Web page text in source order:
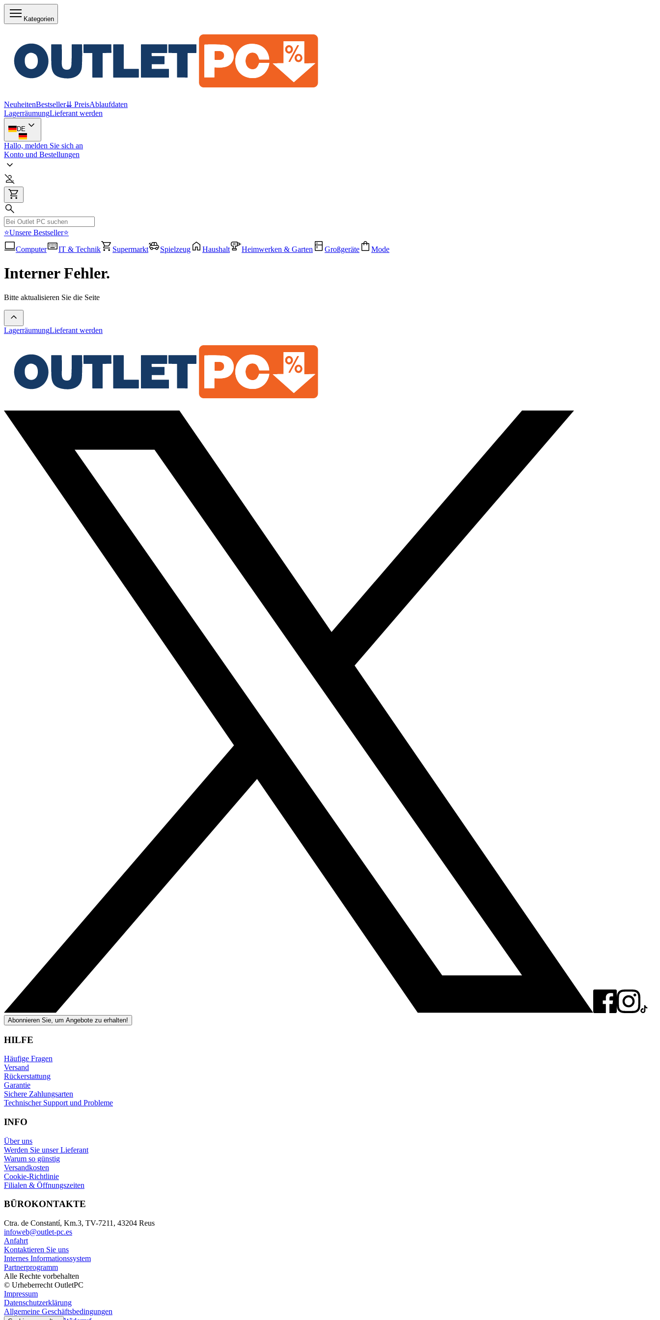
Kategorien
NeuheitenBestseller⇊ PreisAblaufdaten
LagerräumungLieferant werden
DE
Hallo, melden Sie sich an
Konto und Bestellungen
⭐Unsere Bestseller⭐
Computer
IT & Technik Supermarkt Spielzeug Haushalt Heimwerken & Garten Großgeräte Mode
Interner Fehler.
Bitte aktualisieren Sie die Seite
LagerräumungLieferant werden
Abonnieren Sie, um Angebote zu erhalten!
HILFE
Häufige Fragen
Versand
Rückerstattung
Garantie
Sichere Zahlungsarten
Technischer Support und Probleme
INFO
Über uns
Werden Sie unser Lieferant
Warum so günstig
Versandkosten
Cookie-Richtlinie
Filialen & Öffnungszeiten
BÜROKONTAKTE
Ctra. de Constantí, Km.3, TV-7211, 43204 Reus
infoweb@outlet-pc.es
Anfahrt
Kontaktieren Sie uns
Internes Informationssystem
Partnerprogramm
Alle Rechte vorbehalten
© Urheberrecht OutletPC
Impressum
Datenschutzerklärung
Allgemeine Geschäftsbedingungen